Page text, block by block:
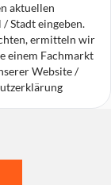
aktuellen
Stadt eingeben.
ermitteln wir
einem Fachmarkt
Website /